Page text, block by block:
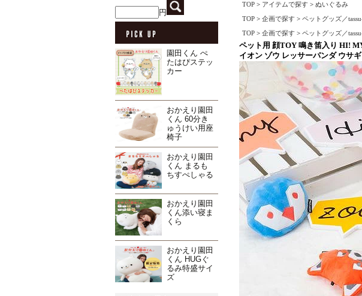
円
園田くん ぺ
たはぴステッ
カー
おかえり園田
くん 60分き
ゅうけい用座
椅子
おかえり園田
くん まるも
ちすぺしゃる
おかえり園田
くん添い寝ま
くら
おかえり園田
くん HUGぐ
るみ特盛サイ
ズ
TOP > アイテムで探す > ぬいぐるみ
TOP > 企画で探す > ペットグッズ／
TOP > 企画で探す > ペットグッズ／
ペット用 顔TOY 鳴き笛入り HI!
イオン ゾウ レッサーパンダ ウサ